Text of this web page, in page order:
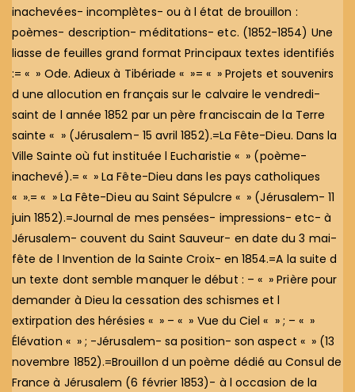
inachevées- incomplètes- ou à l état de brouillon :
poèmes- description- méditations- etc. (1852-1854) Une
liasse de feuilles grand format Principaux textes identifiés
:= « » Ode. Adieux à Tibériade « »= « » Projets et souvenirs
d une allocution en français sur le calvaire le vendredi-
saint de l année 1852 par un père franciscain de la Terre
sainte « » (Jérusalem- 15 avril 1852).=La Fête-Dieu. Dans la
Ville Sainte où fut instituée l Eucharistie « » (poème-
inachevé).= « » La Fête-Dieu dans les pays catholiques
« ».= « » La Fête-Dieu au Saint Sépulcre « » (Jérusalem- 11
juin 1852).=Journal de mes pensées- impressions- etc- à
Jérusalem- couvent du Saint Sauveur- en date du 3 mai-
fête de l Invention de la Sainte Croix- en 1854.=A la suite d
un texte dont semble manquer le début : – « » Prière pour
demander à Dieu la cessation des schismes et l
extirpation des hérésies « » – « » Vue du Ciel « » ; – « »
Élévation « » ; -Jérusalem- sa position- son aspect « » (13
novembre 1852).=Brouillon d un poème dédié au Consul de
France à Jérusalem (6 février 1853)- à l occasion de la